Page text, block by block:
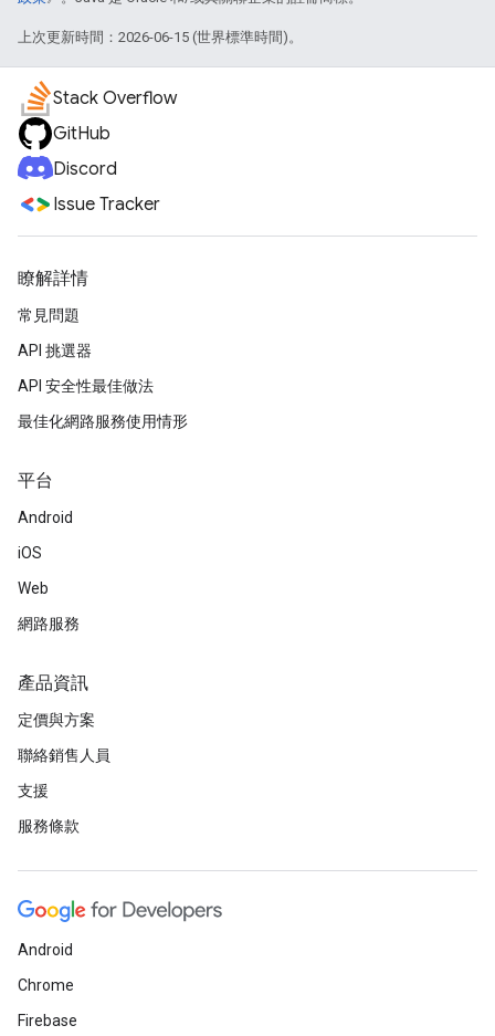
上次更新時間：2026-06-15 (世界標準時間)。
Stack Overflow
GitHub
Discord
Issue Tracker
瞭解詳情
常見問題
API 挑選器
API 安全性最佳做法
最佳化網路服務使用情形
平台
Android
iOS
Web
網路服務
產品資訊
定價與方案
聯絡銷售人員
支援
服務條款
Android
Chrome
Firebase